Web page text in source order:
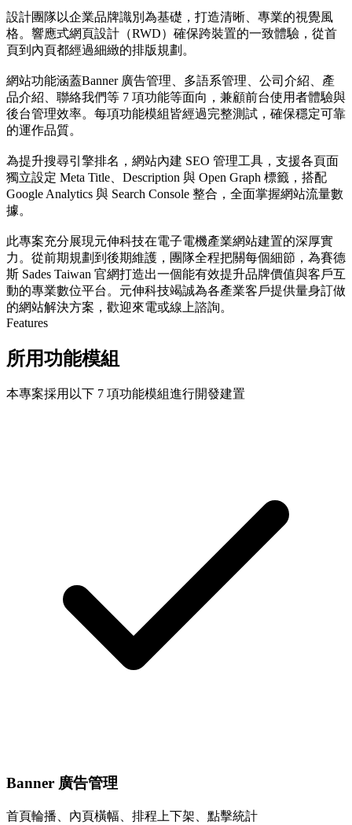
設計團隊以企業品牌識別為基礎，打造清晰、專業的視覺風
格。響應式網頁設計（RWD）確保跨裝置的一致體驗，從首
頁到內頁都經過細緻的排版規劃。
網站功能涵蓋Banner 廣告管理、多語系管理、公司介紹、產
品介紹、聯絡我們等 7 項功能等面向，兼顧前台使用者體驗與
後台管理效率。每項功能模組皆經過完整測試，確保穩定可靠
的運作品質。
為提升搜尋引擎排名，網站內建 SEO 管理工具，支援各頁面
獨立設定 Meta Title、Description 與 Open Graph 標籤，搭配
Google Analytics 與 Search Console 整合，全面掌握網站流量數
據。
此專案充分展現元伸科技在電子電機產業網站建置的深厚實
力。從前期規劃到後期維護，團隊全程把關每個細節，為賽德
斯 Sades Taiwan 官網打造出一個能有效提升品牌價值與客戶互
動的專業數位平台。元伸科技竭誠為各產業客戶提供量身訂做
的網站解決方案，歡迎來電或線上諮詢。
Features
所用功能模組
本專案採用以下 7 項功能模組進行開發建置
Banner 廣告管理
首頁輪播、內頁橫幅、排程上下架、點擊統計